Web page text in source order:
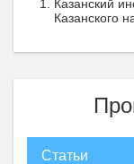
Казанский
Казанского
Статьи